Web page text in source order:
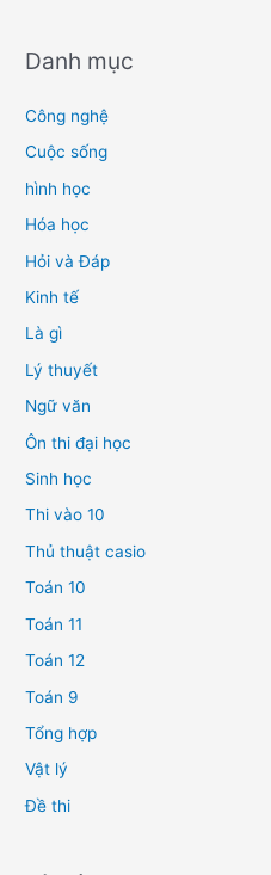
Danh mục
Công nghệ
Cuộc sống
hình học
Hóa học
Hỏi và Đáp
Kinh tế
Là gì
Lý thuyết
Ngữ văn
Ôn thi đại học
Sinh học
Thi vào 10
Thủ thuật casio
Toán 10
Toán 11
Toán 12
Toán 9
Tổng hợp
Vật lý
Đề thi